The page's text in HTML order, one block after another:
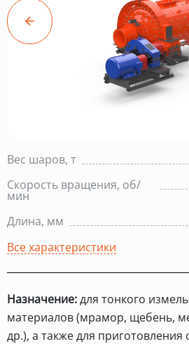
Вес шаров, т
Скорость вращения, об/
мин
Длина, мм
Все характеристики
Назначение:для тонкого
материалов (мрамор, щебень,
др.), а также для приготовления